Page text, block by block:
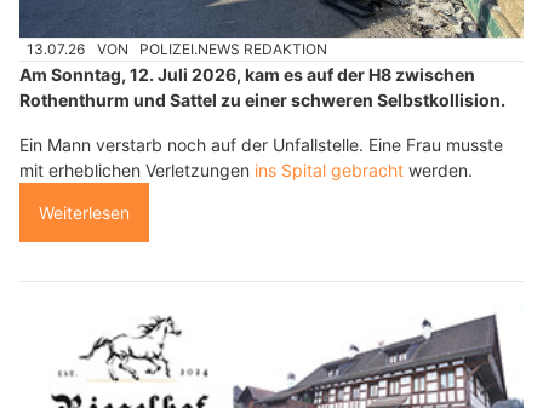
13.07.26 VON POLIZEI.NEWS REDAKTION
Am Sonntag, 12. Juli 2026, kam es auf der H8 zwischen
Rothenthurm und Sattel zu einer schweren Selbstkollision.
Ein Mann verstarb noch auf der Unfallstelle. Eine Frau musste
mit erheblichen Verletzungen ins Spital gebracht werden.
Weiterlesen